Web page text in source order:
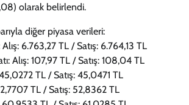
olarak belirlendi.
diğer piyasa verileri:
6.763,27 TL / Satış: 6.764,13 TL
Alış: 107,97 TL / Satış: 108,04 TL
TL / Satış: 45,0471 TL
TL / Satış: 52,8362 TL